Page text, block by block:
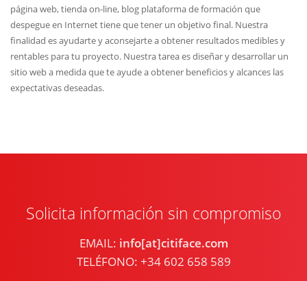
página web, tienda on-line, blog plataforma de formación que
despegue en Internet tiene que tener un objetivo final. Nuestra
finalidad es ayudarte y aconsejarte a obtener resultados medibles y
rentables para tu proyecto. Nuestra tarea es diseñar y desarrollar un
sitio web a medida que te ayude a obtener beneficios y alcances las
expectativas deseadas.
Solicita información sin compromiso
EMAIL: info[at]citiface.com
TELÉFONO: +34 602 658 589